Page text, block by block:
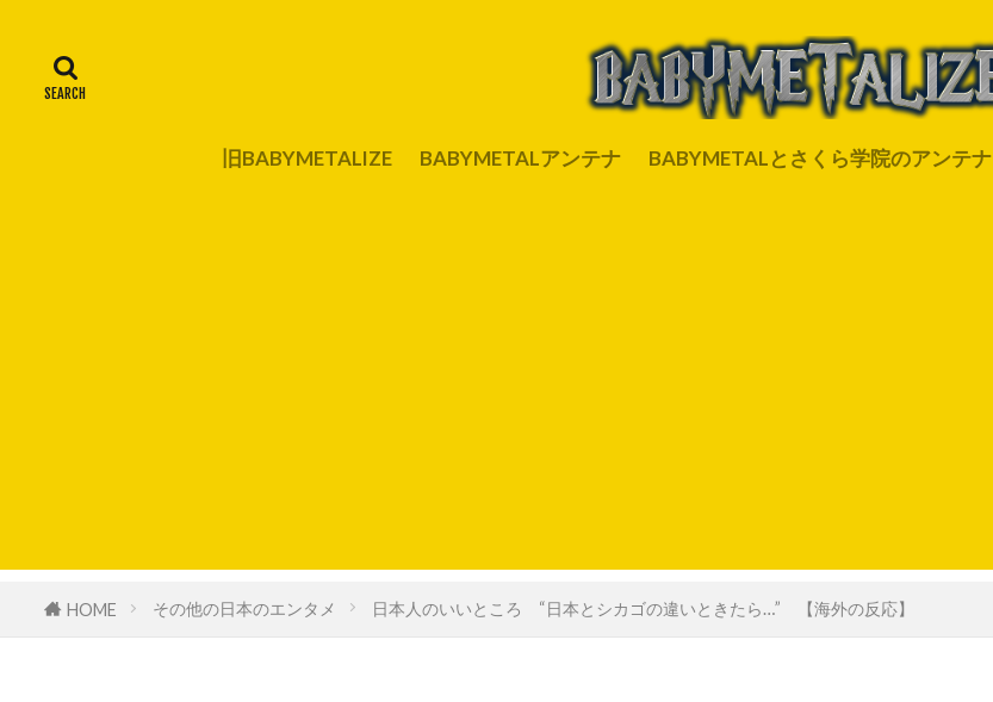
旧BABYMETALIZE BABYMETALアンテナ BABYMETALとさくら学院のアンテナ
HOME その他の日本のエンタメ 日本人のいいところ “日本とシカゴの違いときたら…” 【海外の反応】